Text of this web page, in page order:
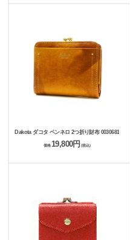
Dakota ダコタ ペンネロ 2つ折り財布 0030681
価格19,800円 (税込)